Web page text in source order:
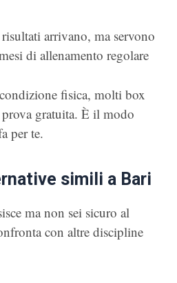
arrivano, ma servono
di allenamento regolare
fisica, molti box
gratuita. È il modo
per te.
simili a Bari
ma non sei sicuro al
con altre discipline